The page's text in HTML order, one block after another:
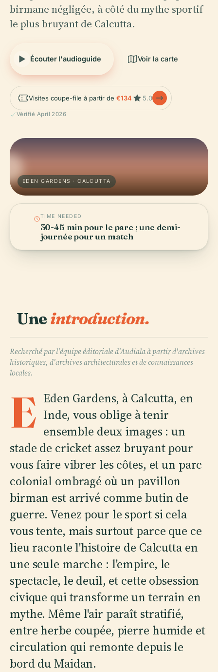
birmane négligée, à côté du mythe sportif
le plus bruyant de Calcutta.
Écouter l'audioguide Voir la carte
Visites coupe-file à partir de €134 5.0
Vérifié April 2026
EDEN GARDENS · CALCUTTA
TIME NEEDED
30-45 min pour le parc ; une demi-
journée pour un match
Uneintroduction.
Recherché par l'équipe éditoriale d'Audiala à partir d'archives
historiques, d'archives architecturales et de connaissances
locales.
E Eden Gardens, à Calcutta, en
Inde, vous oblige à tenir
ensemble deux images : un
stade de cricket assez bruyant pour
vous faire vibrer les côtes, et un parc
colonial ombragé où un pavillon
birman est arrivé comme butin de
guerre. Venez pour le sport si cela
vous tente, mais surtout parce que ce
lieu raconte l'histoire de Calcutta en
une seule marche : l'empire, le
spectacle, le deuil, et cette obsession
civique qui transforme un terrain en
mythe. Même l'air paraît stratifié,
entre herbe coupée, pierre humide et
circulation qui remonte depuis le
bord du Maidan.